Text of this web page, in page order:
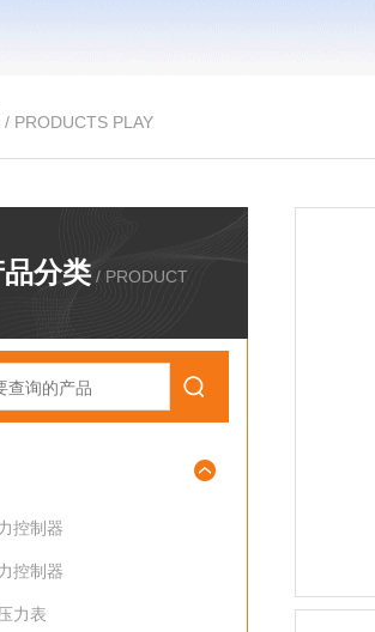
/ PRODUCTS PLAY
品分类 / PRODUCT
控制器
控制器
力表